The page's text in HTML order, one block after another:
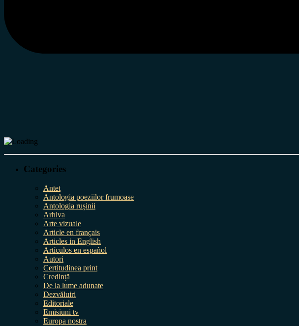
Categories
Antet
Antologia poeziilor frumoase
Antologia rușinii
Arhiva
Arte vizuale
Article en français
Articles in English
Artículos en español
Autori
Certitudinea print
Credință
De la lume adunate
Dezvăluiri
Editoriale
Emisiuni tv
Europa nostra